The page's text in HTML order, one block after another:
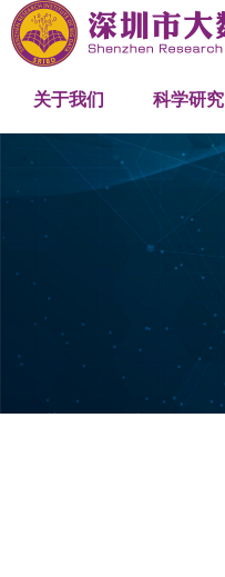
关于我们
研究院概述
发展历程
组织架构
管理团队
科学研究
研究中心
科研项目